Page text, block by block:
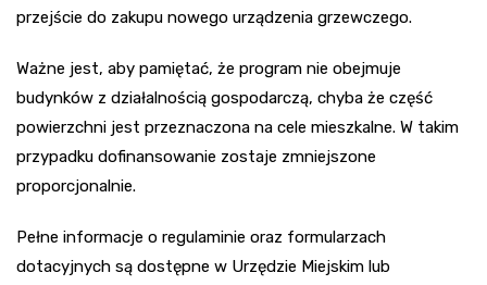
przejście do zakupu nowego urządzenia grzewczego.
Ważne jest, aby pamiętać, że program nie obejmuje
budynków z działalnością gospodarczą, chyba że część
powierzchni jest przeznaczona na cele mieszkalne. W takim
przypadku dofinansowanie zostaje zmniejszone
proporcjonalnie.
Pełne informacje o regulaminie oraz formularzach
dotacyjnych są dostępne w Urzędzie Miejskim lub